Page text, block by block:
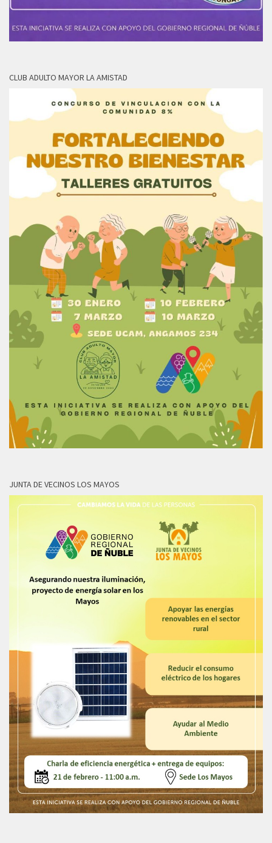
CLUB ADULTO MAYOR LA AMISTAD
JUNTA DE VECINOS LOS MAYOS